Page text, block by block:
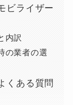
ビライザー
内訳
の業者の選
くある質問